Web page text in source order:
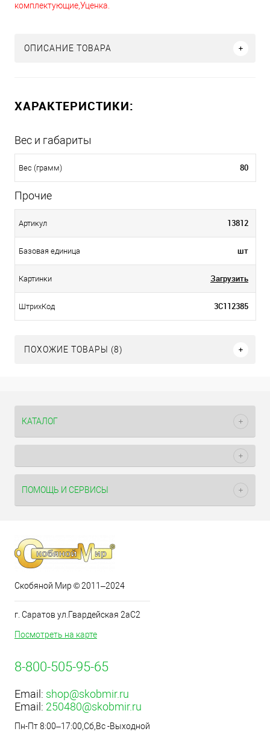
комплектующие,Уценка.
ОПИСАНИЕ ТОВАРА
ХАРАКТЕРИСТИКИ:
Вес и габариты
Вес (грамм) 80
Прочие
Артикул 13812
Базовая единица шт
Картинки Загрузить
ШтрихКод 3С112385
ПОХОЖИЕ ТОВАРЫ (8)
КАТАЛОГ
ПОМОЩЬ И СЕРВИСЫ
Скобяной Мир © 2011–2024
г. Саратов ул.Гвардейская 2аС2
Посмотреть на карте
8-800-505-95-65
Email: shop@skobmir.ru
Email: 250480@skobmir.ru
Пн-Пт 8:00–17:00,Сб,Вс -Выходной